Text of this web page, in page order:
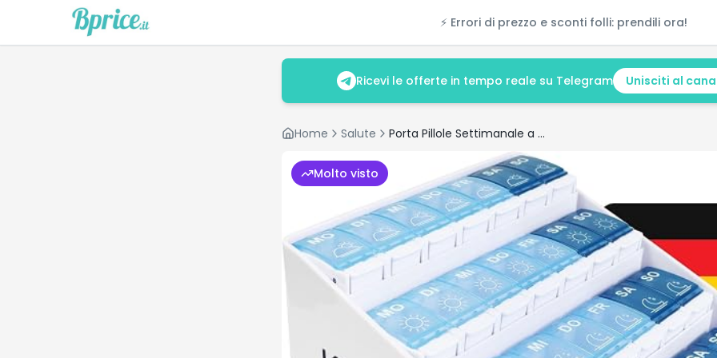
⚡ Errori di prezzo e sconti folli: prendili ora!
Ricevi le offerte in tempo reale su Telegram Unisciti al
Home Salute Porta Pillole Settimanale a 7 Scomparti (4 Dosi al Giorno)
Molto visto